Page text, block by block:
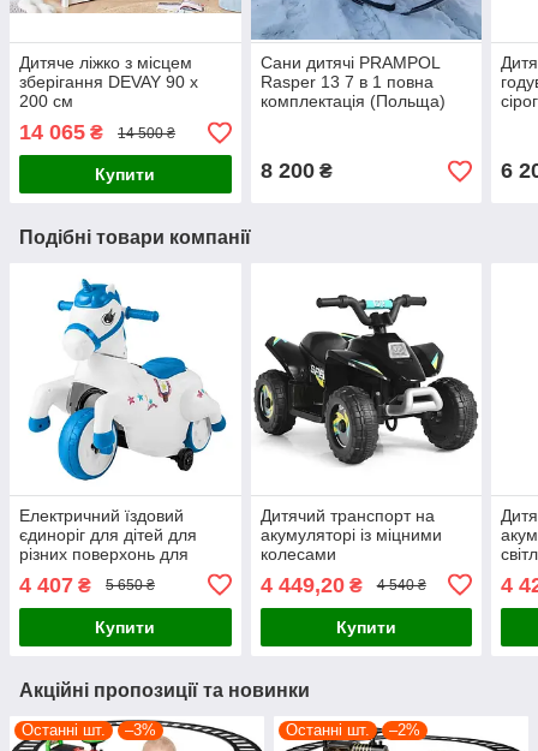
Дитяче ліжко з місцем
зберігання DEVAY 90 x
200 см
14 065 ₴ 14 500 ₴
Купити
Сани дитячі PRAMPOL
Rasper 13 7 в 1 повна
комплектація (Польща)
8 200₴ 6
Подібні товари компанії
Електричний їздовий
єдиноріг для дітей для
різних поверхонь для
4 407 ₴ 5 650 ₴
Купити
Дитячий транспорт на
акумуляторі із міцними
колесами
4 449,20₴ 4 540 ₴
Купити
4
Акційні пропозиції та новинки
Останні шт. –3% Останні шт. –2%